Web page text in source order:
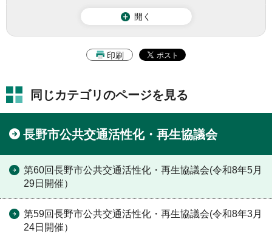
開く
印刷
同じカテゴリのページを見る
長野市公共交通活性化・再生協議会
第60回長野市公共交通活性化・再生協議会(令和8年5月
29日開催）
第59回長野市公共交通活性化・再生協議会(令和8年3月
24日開催）